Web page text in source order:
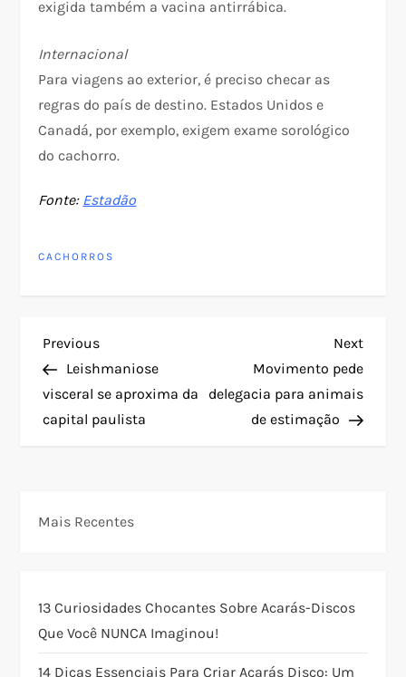
exigida também a vacina antirrábica.
Internacional
Para viagens ao exterior, é preciso checar as
regras do país de destino. Estados Unidos e
Canadá, por exemplo, exigem exame sorológico
do cachorro.
Fonte: Estadão
CACHORROS
N
a
v
g
ç
ã
Previous
Post
Previous
Leishmaniose
visceral se aproxima da
capital paulista
Next
Post
Next
Movimento pede
delegacia para animais
de estimação
Mais Recentes
13 Curiosidades Chocantes Sobre Acarás-Discos
Que Você NUNCA Imaginou!
14 Dicas Essenciais Para Criar Acarás Disco: Um